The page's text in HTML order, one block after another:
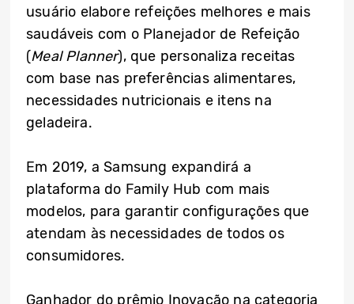
usuário elabore refeições melhores e mais
saudáveis com o Planejador de Refeição
(Meal Planner), que personaliza receitas
com base nas preferências alimentares,
necessidades nutricionais e itens na
geladeira.
Em 2019, a Samsung expandirá a
plataforma do Family Hub com mais
modelos, para garantir configurações que
atendam às necessidades de todos os
consumidores.
Ganhador do prêmio Inovação na categoria